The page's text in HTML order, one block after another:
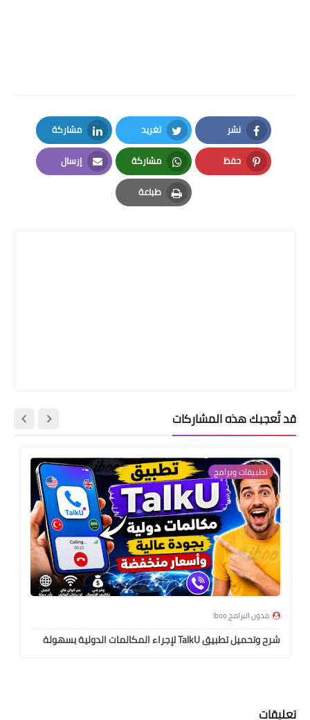
نشر
Facebook
تغريد
Twitter
مشاركة
LinkedIn
حفظ
Pinterest
مشاركة
Whatsapp
إرسال
Email
طباعة
Print
قد تُعجبك هذه المشاركات
تطبيقات وبرامج
مدون البرامج iboo
شرح وتحميل تطبيق TalkU لإجراء المكالمات الدولية بسهولة
تعليقات